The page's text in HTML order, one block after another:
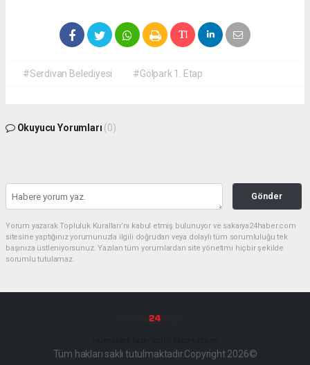
#Serdivan Belediyesi #Gölpark 1. Etap
Okuyucu Yorumları (0)
Gönder
Yorum yazarak Topluluk Kuralları’nı kabul etmiş bulunuyor ve sakarya24haber.com
sitesine yaptığınız yorumunuzla ilgili doğrudan veya dolaylı tüm sorumluluğu tek
başınıza üstleniyorsunuz. Yazılan tüm yorumlardan site yönetimi hiçbir şekilde
sorumlu tutulamaz.
Tüm hakları saklı tutulmaktadır.Copyright 2026©